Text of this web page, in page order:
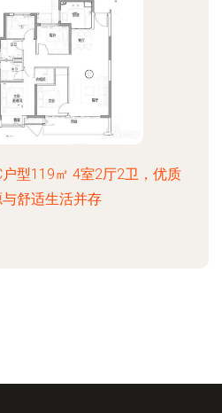
型119㎡ 4室2厅2卫，优质
舒适生活并存